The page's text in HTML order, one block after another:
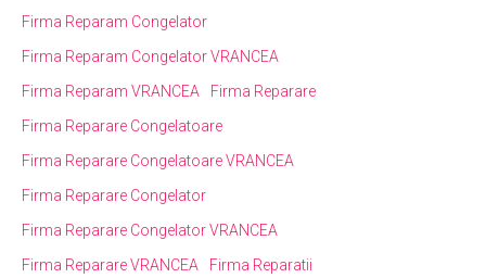
Firma Reparam Congelator
Firma Reparam Congelator VRANCEA
Firma Reparam VRANCEA
Firma Reparare
Firma Reparare Congelatoare
Firma Reparare Congelatoare VRANCEA
Firma Reparare Congelator
Firma Reparare Congelator VRANCEA
Firma Reparare VRANCEA
Firma Reparatii